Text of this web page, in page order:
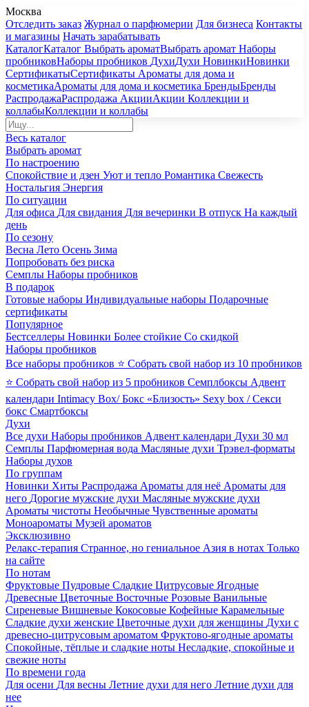
Москва
Отследить заказ Журнал о парфюмерии Для бизнеса Контакты
и магазины Начать зарабатывать
КаталогКаталог Выбрать ароматВыбрать аромат Наборы
пробниковНаборы пробников ДухиДухи НовинкиНовинки
СертификатыСертификаты Ароматы для дома и
косметикаАроматы для дома и косметика БрендыБренды
РаспродажаРаспродажа АкцииАкции Коллекции и
коллабыКоллекции и коллабы
Весь каталог
Выбрать аромат
По настроению
Спокойствие и дзен Уют и тепло Романтика Свежесть
Ностальгия Энергия
По ситуации
Для офиса Для свидания Для вечеринки В отпуск На каждый
день
По сезону
Весна Лето Осень Зима
Попробовать без риска
Семплы Наборы пробников
В подарок
Готовые наборы Индивидуальные наборы Подарочные
сертификаты
Популярное
Бестселлеры Новинки Более стойкие Со скидкой
Наборы пробников
Все наборы пробников ⭐ Собрать свой набор из 10 пробников
⭐ Собрать свой набор из 5 пробников Семплбоксы Адвент
календари Intimacy Box/ Бокс «Близость» Sexy box / Секси
бокс Смартбоксы
Духи
Все духи Наборы пробников Адвент календари Духи 30 мл
Семплы Парфюмерная вода Масляные духи Трэвел-форматы
Наборы духов
По группам
Новинки Хиты Распродажа Ароматы для неё Ароматы для
него Дорогие мужские духи Масляные мужские духи
Ароматы чистоты Необычные Чувственные ароматы
Моноароматы Музей ароматов
Эксклюзивно
Релакс-терапия Странное, но гениальное Азия в нотах Только
на сайте
По нотам
Фруктовые Пудровые Сладкие Цитрусовые Ягодные
Древесные Цветочные Восточные Розовые Ванильные
Сиреневые Вишневые Кокосовые Кофейные Карамельные
Сладкие духи женские Цветочные духи для женщины Духи с
древесно-цитрусовым ароматом Фруктово-ягодные ароматы
Спокойные, тёплые и сладкие ноты Несладкие, спокойные и
свежие ноты
По времени года
Для осени Для весны Летние духи для него Летние духи для
нее